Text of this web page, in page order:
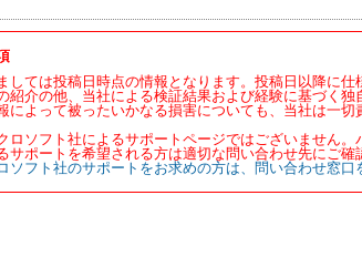
ては投稿日時点の情報となります。投稿日以降に仕
介の他、当社による検証結果および経験に基づく独
によって被ったいかなる損害についても、当社は一
ロソフト社によるサポートページではございません
サポートを希望される方は適切な問い合わせ先にご確
ソフト社のサポートをお求めの方は、問い合わせ窓口